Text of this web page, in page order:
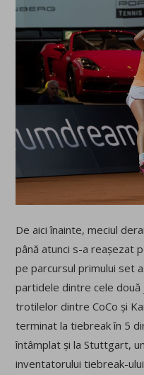
De aici înainte, meciul
până atunci s-a reașezat
pe parcursul primului set
partidele dintre cele
trotilelor dintre CoCo și
terminat la tiebreak în 5
întâmplat și la Stuttgart,
inventatorului tiebreak-